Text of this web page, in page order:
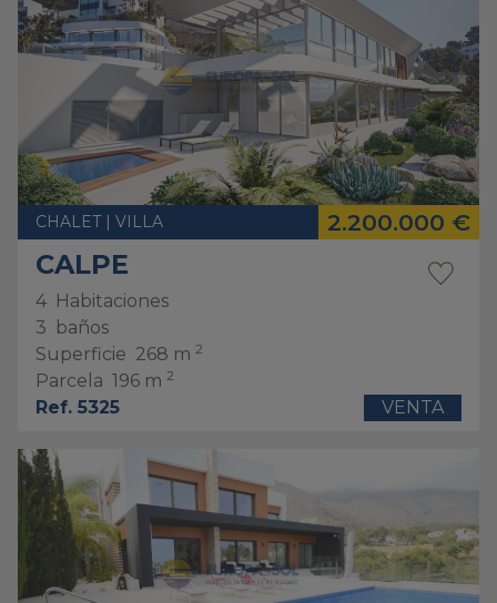
CHALET | VILLA 2.200.000 €
CALPE
4 Habitaciones
3
baños
Superficie 268 m 2
Parcela 196 m 2
Ref. 5325 VENTA